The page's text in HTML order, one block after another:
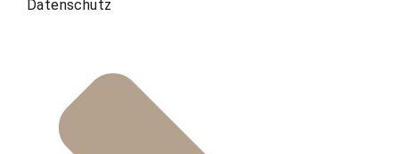
Datenschutz